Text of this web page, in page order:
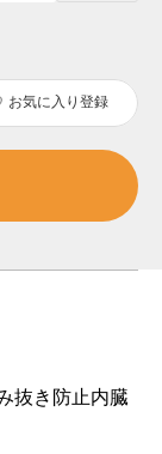
お気に入り登録
抜き防止内臓